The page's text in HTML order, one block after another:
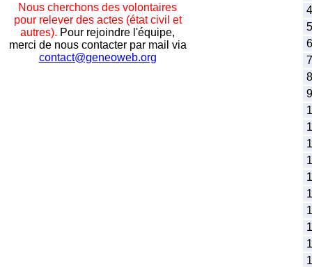
Nous cherchons des volontaires
pour relever des actes (état civil et
autres). Pour rejoindre l'équipe,
merci de nous contacter par mail via
contact@geneoweb.org